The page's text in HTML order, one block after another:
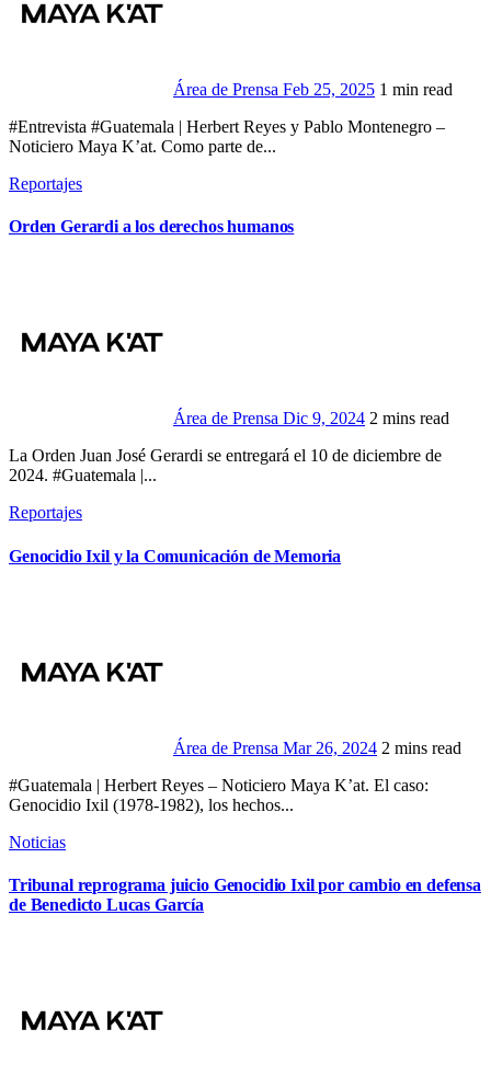
Área de Prensa Feb 25, 2025 1 min read
#Entrevista #Guatemala | Herbert Reyes y Pablo Montenegro –
Noticiero Maya K’at. Como parte de...
Reportajes
Orden Gerardi a los derechos humanos
Área de Prensa Dic 9, 2024 2 mins read
La Orden Juan José Gerardi se entregará el 10 de diciembre de
2024. #Guatemala |...
Reportajes
Genocidio Ixil y la Comunicación de Memoria
Área de Prensa Mar 26, 2024 2 mins read
#Guatemala | Herbert Reyes – Noticiero Maya K’at. El caso:
Genocidio Ixil (1978-1982), los hechos...
Noticias
Tribunal reprograma juicio Genocidio Ixil por cambio en defensa
de Benedicto Lucas García